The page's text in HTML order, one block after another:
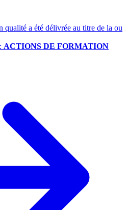
qualité a été délivrée au titre de la ou
ACTIONS DE FORMATION